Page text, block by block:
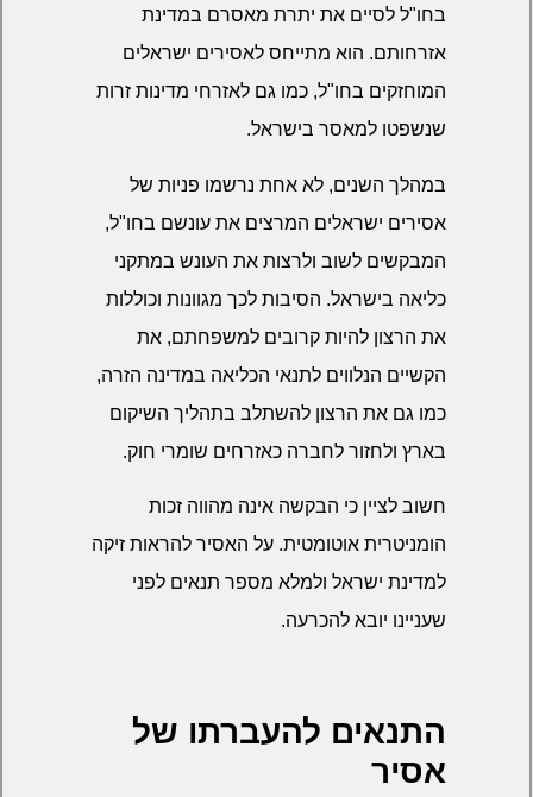
בחו"ל לסיים את יתרת מאסרם במדינת
אזרחותם. הוא מתייחס לאסירים ישראלים
המוחזקים בחו"ל, כמו גם לאזרחי מדינות זרות
שנשפטו למאסר בישראל.
במהלך השנים, לא אחת נרשמו פניות של
אסירים ישראלים המרצים את עונשם בחו"ל,
המבקשים לשוב ולרצות את העונש במתקני
כליאה בישראל. הסיבות לכך מגוונות וכוללות
את הרצון להיות קרובים למשפחתם, את
הקשיים הנלווים לתנאי הכליאה במדינה הזרה,
כמו גם את הרצון להשתלב בתהליך השיקום
בארץ ולחזור לחברה כאזרחים שומרי חוק.
חשוב לציין כי הבקשה אינה מהווה זכות
הומניטרית אוטומטית. על האסיר להראות זיקה
למדינת ישראל ולמלא מספר תנאים לפני
שעניינו יובא להכרעה.
התנאים להעברתו של
אסיר